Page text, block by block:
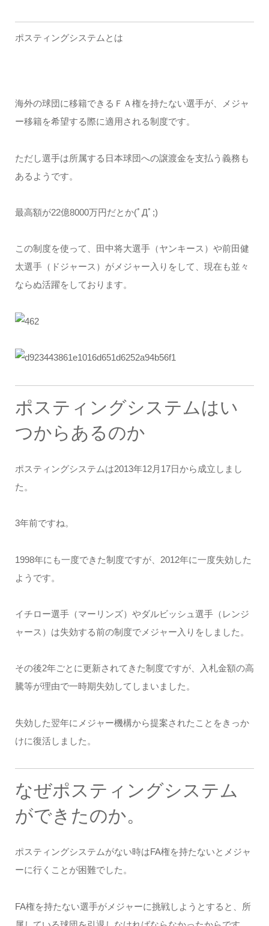
ポスティングシステムとは
海外の球団に移籍できるＦＡ権を持たない選手が、メジャ
ー移籍を希望する際に適用される制度です。
ただし選手は所属する日本球団への譲渡金を支払う義務も
あるようです。
最高額が22億8000万円だとか(ﾟДﾟ;)
この制度を使って、田中将大選手（ヤンキース）や前田健
太選手（ドジャース）がメジャー入りをして、現在も並々
ならぬ活躍をしております。
ポスティングシステムはい
つからあるのか
ポスティングシステムは2013年12月17日から成立しまし
た。
3年前ですね。
1998年にも一度できた制度ですが、2012年に一度失効した
ようです。
イチロー選手（マーリンズ）やダルビッシュ選手（レンジ
ャース）は失効する前の制度でメジャー入りをしました。
その後2年ごとに更新されてきた制度ですが、入札金額の高
騰等が理由で一時期失効してしまいました。
失効した翌年にメジャー機構から提案されたことをきっか
けに復活しました。
なぜポスティングシステム
ができたのか。
ポスティングシステムがない時はFA権を持たないとメジャ
ーに行くことが困難でした。
FA権を持たない選手がメジャーに挑戦しようとすると、所